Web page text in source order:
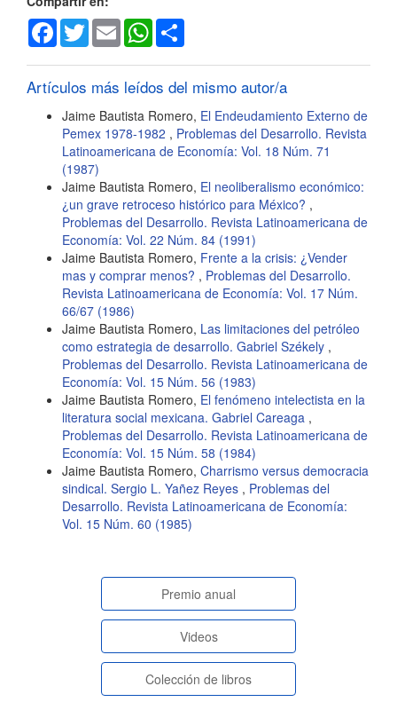
Facebook
TwitterEmail WhatsApp
Artículos más leídos del mismo autor/a
Jaime Bautista Romero, El Endeudamiento Externo de
Pemex 1978-1982 , Problemas del Desarrollo. Revista
Latinoamericana de Economía: Vol. 18 Núm. 71
(1987)
Jaime Bautista Romero, El neoliberalismo económico:
¿un grave retroceso histórico para México? ,
Problemas del Desarrollo. Revista Latinoamericana de
Economía: Vol. 22 Núm. 84 (1991)
Jaime Bautista Romero, Frente a la crisis: ¿Vender
mas y comprar menos? , Problemas del Desarrollo.
Revista Latinoamericana de Economía: Vol. 17 Núm.
66/67 (1986)
Jaime Bautista Romero, Las limitaciones del petróleo
como estrategia de desarrollo. Gabriel Székely ,
Problemas del Desarrollo. Revista Latinoamericana de
Economía: Vol. 15 Núm. 56 (1983)
Jaime Bautista Romero, El fenómeno intelectista en la
literatura social mexicana. Gabriel Careaga ,
Problemas del Desarrollo. Revista Latinoamericana de
Economía: Vol. 15 Núm. 58 (1984)
Jaime Bautista Romero, Charrismo versus democracia
sindical. Sergio L. Yañez Reyes , Problemas del
Desarrollo. Revista Latinoamericana de Economía:
Vol. 15 Núm. 60 (1985)
paginasespeciales
Premio anual
Videos
Colección de libros